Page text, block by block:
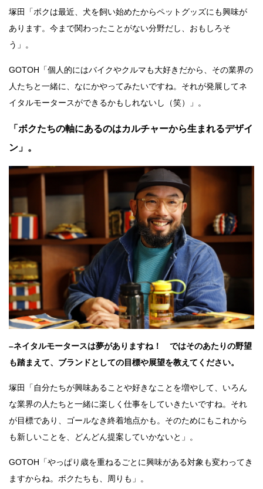
塚田「ボクは最近、犬を飼い始めたからペットグッズにも興味が
あります。今まで関わったことがない分野だし、おもしろそ
う」。
GOTOH「個人的にはバイクやクルマも大好きだから、その業界の
人たちと一緒に、なにかやってみたいですね。それが発展してネ
イタルモータースができるかもしれないし（笑）」。
「ボクたちの軸にあるのはカルチャーから生まれるデザイ
ン」。
–ネイタルモータースは夢がありますね！ ではそのあたりの野望
も踏まえて、ブランドとしての目標や展望を教えてください。
塚田「自分たちが興味あることや好きなことを増やして、いろん
な業界の人たちと一緒に楽しく仕事をしていきたいですね。それ
が目標であり、ゴールなき終着地点かも。そのためにもこれから
も新しいことを、どんどん提案していかないと」。
GOTOH「やっぱり歳を重ねるごとに興味がある対象も変わってき
ますからね。ボクたちも、周りも」。